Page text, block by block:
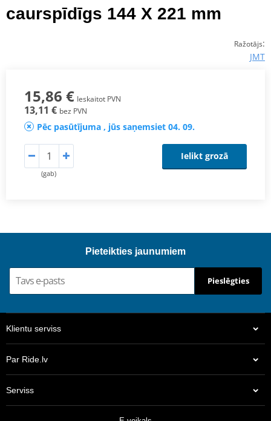
caurspīdīgs 144 X 221 mm
Ražotājs:
JMT
15,86 € Ieskaitot PVN
13,11 € bez PVN
Pēc pasūtījuma , jūs saņemsiet 04. 09.
(gab)
Ielikt grozā
Pieteikties jaunumiem
Pieslēgties
Klientu serviss
Par Ride.lv
Serviss